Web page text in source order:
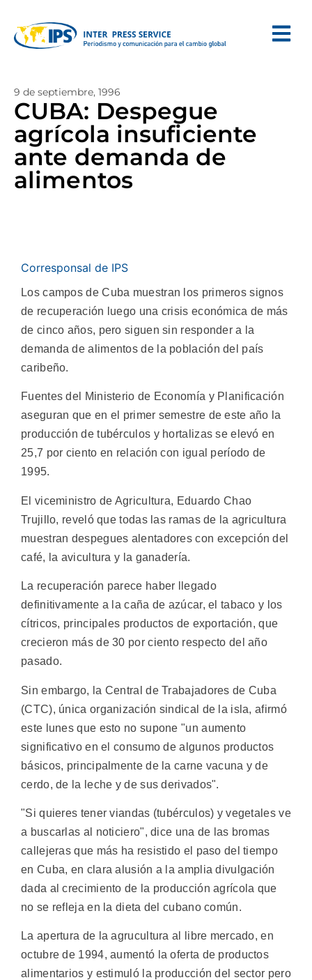
9 de septiembre, 1996
CUBA: Despegue
agrícola insuficiente
ante demanda de
alimentos
Corresponsal de IPS
Los campos de Cuba muestran los primeros signos
de recuperación luego una crisis económica de más
de cinco años, pero siguen sin responder a la
demanda de alimentos de la población del país
caribeño.
Fuentes del Ministerio de Economía y Planificación
aseguran que en el primer semestre de este año la
producción de tubérculos y hortalizas se elevó en
25,7 por ciento en relación con igual período de
1995.
El viceministro de Agricultura, Eduardo Chao
Trujillo, reveló que todas las ramas de la agricultura
muestran despegues alentadores con excepción del
café, la avicultura y la ganadería.
La recuperación parece haber llegado
definitivamente a la caña de azúcar, el tabaco y los
cítricos, principales productos de exportación, que
crecieron más de 30 por ciento respecto del año
pasado.
Sin embargo, la Central de Trabajadores de Cuba
(CTC), única organización sindical de la isla, afirmó
este lunes que esto no supone "un aumento
significativo en el consumo de algunos productos
básicos, principalmente de la carne vacuna y de
cerdo, de la leche y de sus derivados".
"Si quieres tener viandas (tubérculos) y vegetales ve
a buscarlas al noticiero", dice una de las bromas
callejeras que más ha resistido el paso del tiempo
en Cuba, en clara alusión a la amplia divulgación
dada al crecimiento de la producción agrícola que
no se refleja en la dieta del cubano común.
La apertura de la agrucultura al libre mercado, en
octubre de 1994, aumentó la oferta de productos
alimentarios y estimuló la producción del sector pero